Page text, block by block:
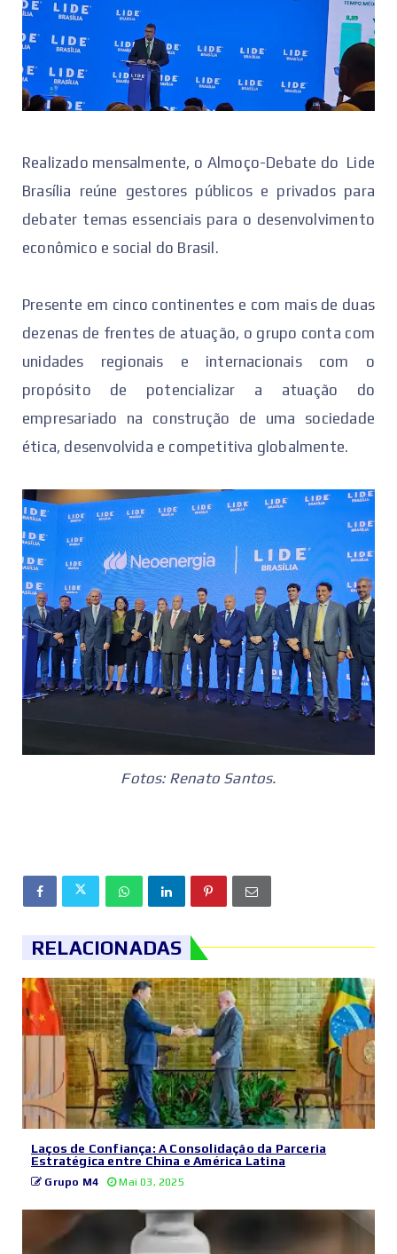
Realizado mensalmente, o Almoço-Debate do Lide
Brasília reúne gestores públicos e privados para
debater temas essenciais para o desenvolvimento
econômico e social do Brasil.
Presente em cinco continentes e com mais de duas
dezenas de frentes de atuação, o grupo conta com
unidades regionais e internacionais com o
propósito de potencializar a atuação do
empresariado na construção de uma sociedade
ética, desenvolvida e competitiva globalmente.
Fotos: Renato Santos.
RELACIONADAS
Laços de Confiança: A Consolidação da Parceria
Estratégica entre China e América Latina
Grupo M4 Mai 03, 2025